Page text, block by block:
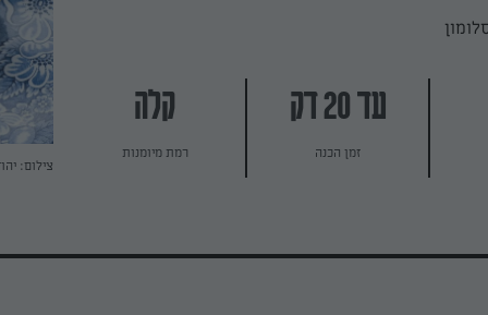
עד 20 דק
זמן הכנה
קלה
רמת מיומנות
צילום: